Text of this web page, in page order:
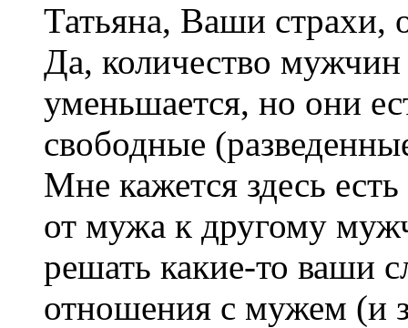
Татьяна, Ваши страхи,
Да, количество мужчин
уменьшается, но они
свободные
Мне кажется здесь
от мужа к другому
решать какие-то ваши
отношения с мужем (и